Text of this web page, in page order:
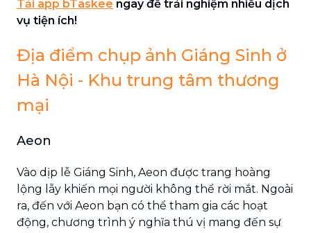
Tải app bTaskee ngay để trải nghiệm nhiều dịch
vụ tiện ích!
Địa điểm chụp ảnh Giáng Sinh ở
Hà Nội - Khu trung tâm thương
mại
Aeon
Vào dịp lễ Giáng Sinh, Aeon được trang hoàng
lộng lẫy khiến mọi người không thể rời mắt. Ngoài
ra, đến với Aeon bạn có thể tham gia các hoạt
động, chương trình ý nghĩa thú vị mang đến sự